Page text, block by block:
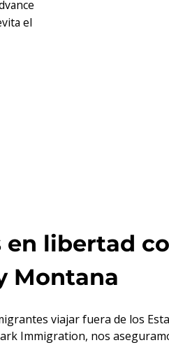
el
en libertad
Montana
viajar fuera de los
Immigration, nos